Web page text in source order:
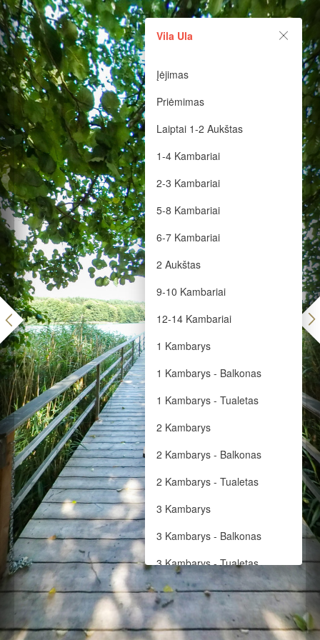
Vila Ula
Įėjimas
Priėmimas
Laiptai 1-2 Aukštas
1-4 Kambariai
2-3 Kambariai
5-8 Kambariai
6-7 Kambariai
2 Aukštas
9-10 Kambariai
12-14 Kambariai
1 Kambarys
1 Kambarys - Balkonas
1 Kambarys - Tualetas
2 Kambarys
2 Kambarys - Balkonas
2 Kambarys - Tualetas
3 Kambarys
3 Kambarys - Balkonas
3 Kambarys - Tualetas
4 Kambarys
4 Kambarys - Balkonas
Vila Ula
Powered by Lapentor - the best Virtual Tour Software